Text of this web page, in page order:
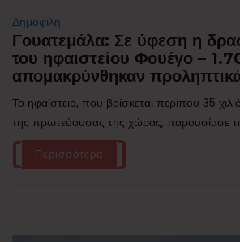
Δημοφιλή
Γουατεμάλα: Σε ύφεση η
του ηφαιστείου Φουέγο –
απομακρύνθηκαν
Το ηφαίστειο, που βρίσκεται περίπου 35
της πρωτεύουσας της χώρας, παρουσίασε
Περισσότερα